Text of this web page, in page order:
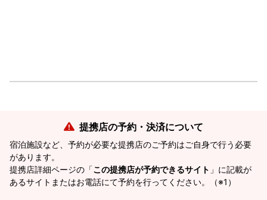
提携店の予約・決済について
宿泊施設など、予約が必要な提携店のご予約はご自身で行う必要
があります。
提携店詳細ページの「この提携店が予約できるサイト 」に記載が
あるサイトまたはお電話にて予約を行ってください。（※1）